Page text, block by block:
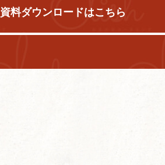
資料ダウンロードはこちら